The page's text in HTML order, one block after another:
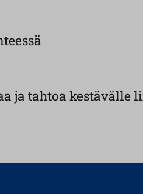
ja tahtoa kestävälle